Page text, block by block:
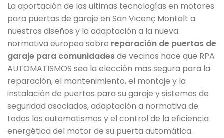
La aportación de las ultimas tecnologías en motores
para puertas de garaje en San Vicenç Montalt a
nuestros diseños y la adaptación a la nueva
normativa europea sobre reparación de puertas de
garaje para comunidadesde vecinos hace que RPA
AUTOMATISMOS sea la elección mas segura para la
reparación, el mantenimiento, el montaje y la
instalación de puertas para su garaje y sistemas de
seguridad asociados, adaptación a normativa de
todos los automatismos y el control de la eficiencia
energética del motor de su puerta automática.